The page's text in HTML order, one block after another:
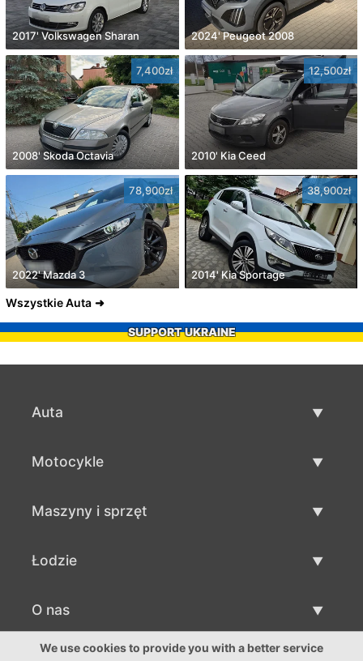
2017' Volkswagen Sharan 2024' Peugeot 2008
7,400zł
2008' Skoda Octavia
12,500zł
2010' Kia Ceed
78,900zł
2022' Mazda 3
38,900zł
2014' Kia Sportage
Wszystkie Auta
SUPPORT UKRAINE
Auta
Motocykle
Maszyny i sprzęt
Łodzie
Sprzedaż łodzi
O nas
O nas
We use cookies to provide you with a better service